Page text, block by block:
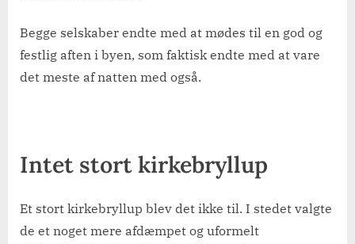
Begge selskaber endte med at mødes til en god og
festlig aften i byen, som faktisk endte med at vare
det meste af natten med også.
Intet stort kirkebryllup
Et stort kirkebryllup blev det ikke til. I stedet valgte
de et noget mere afdæmpet og uformelt